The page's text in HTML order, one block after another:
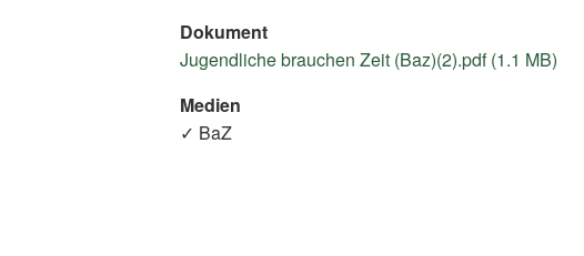
Dokument
Jugendliche brauchen Zeit (Baz)(2).pdf (1.1 MB)
Medien
✓ BaZ